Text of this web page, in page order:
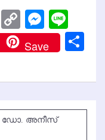
Tumblr
Copy
Link
Save
ഡോ. അനീസ്